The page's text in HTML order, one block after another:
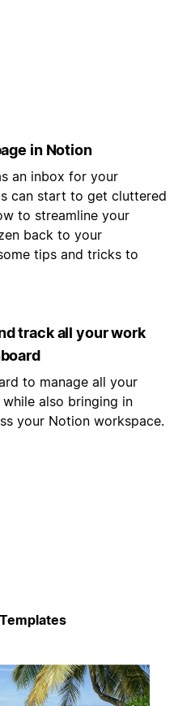
in Notion
an inbox for your
can start to get cluttered
to streamline your
back to your
tips and tricks to
track all your work
to manage all your
also bringing in
your Notion workspace.